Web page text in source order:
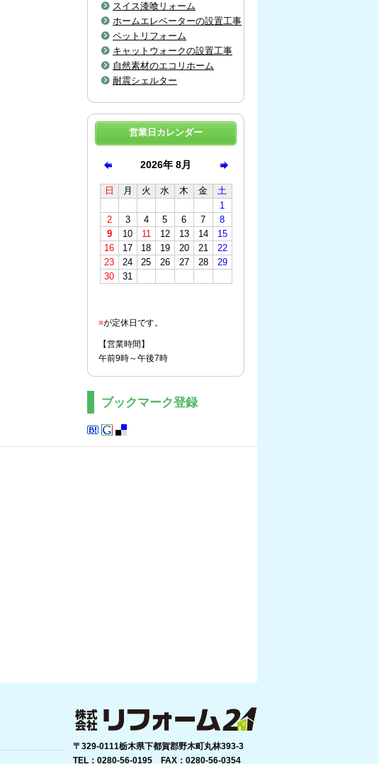
スイス漆喰リォーム
ホームエレベーターの設置工事
ペットリフォーム
キャットウォークの設置工事
自然素材のエコリホーム
耐震シェルター
営業日カレンダー
■が定休日です。
【営業時間】
午前9時～午後7時
ブックマーク登録
〒329-0111栃木県下都賀郡野木町丸林393-3
TEL：0280-56-0195 FAX：0280-56-0354